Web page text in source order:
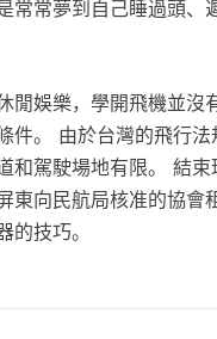
常常夢到自己睡過頭、
閒娛樂，學開飛機並沒
件。 由於台灣的飛行法
和駕駛場地有限。 結束
東向民航局核准的協會
的技巧。